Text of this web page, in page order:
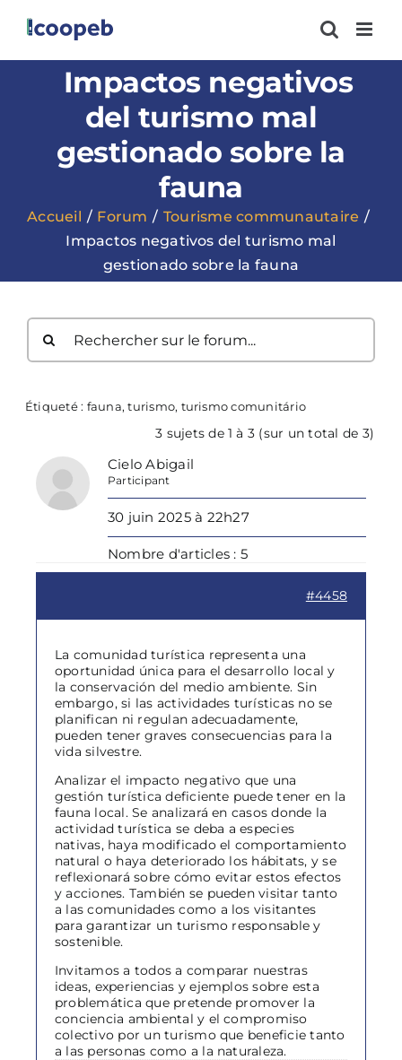
contenu
Impactos negativos
del turismo mal
gestionado sobre la
fauna
Accueil Forum
Tourisme communautaire
Impactos negativos del turismo mal
gestionado sobre la fauna
Étiqueté : fauna,turismo, turismo comunitário
3 sujets de 1 à 3 (sur un total de 3)
Cielo Abigail
Participant
30 juin 2025 à 22h27
Nombre d'articles : 5
#4458
La comunidad turística representa una
oportunidad única para el desarrollo local y
la conservación del medio ambiente. Sin
embargo, si las actividades turísticas no se
planifican ni regulan adecuadamente,
pueden tener graves consecuencias para la
vida silvestre.
Analizar el impacto negativo que una
gestión turística deficiente puede tener en la
fauna local. Se analizará en casos donde la
actividad turística se deba a especies
nativas, haya modificado el comportamiento
natural o haya deteriorado los hábitats, y se
reflexionará sobre cómo evitar estos efectos
y acciones. También se pueden visitar tanto
a las comunidades como a los visitantes
para garantizar un turismo responsable y
sostenible.
Invitamos a todos a comparar nuestras
ideas, experiencias y ejemplos sobre esta
problemática que pretende promover la
conciencia ambiental y el compromiso
colectivo por un turismo que beneficie tanto
a las personas como a la naturaleza.